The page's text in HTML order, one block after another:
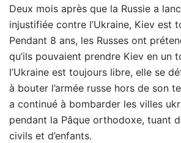
Deux mois après que la Russie a
injustifiée contre l’Ukraine, Kiev est
Pendant 8 ans, les Russes ont
qu’ils pouvaient prendre Kiev en un
l’Ukraine est toujours libre, elle se
à bouter l’armée russe hors de son
a continué à bombarder les villes
pendant la Pâque orthodoxe, tuant
civils et d’enfants.